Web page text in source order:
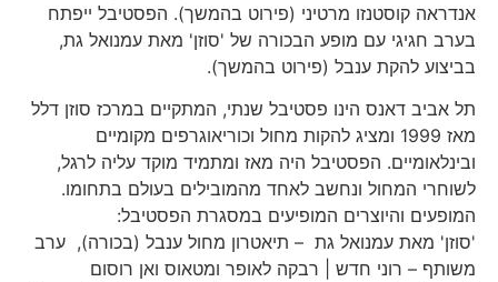
אנדראה קוסטנזו מרטיני (פירוט בהמשך). הפסטיבל ייפתח
בערב חגיגי עם מופע הבכורה של 'סוזן' מאת עמנואל גת,
בביצוע להקת ענבל (פירוט בהמשך).
תל אביב דאנס הינו פסטיבל שנתי, המתקיים במרכז סוזן דלל
מאז 1999 ומציג להקות מחול וכוריאוגרפים מקומיים
ובינלאומיים. הפסטיבל היה מאז ומתמיד מוקד עליה לרגל,
לשוחרי המחול ונחשב לאחד מהמובילים בעולם בתחומו.
המופעים והיוצרים המופיעים במסגרת הפסטיבל:
'סוזן' מאת עמנואל גת – תיאטרון מחול ענבל (בכורה), ערב
משותף – רוני חדש | רבקה לאופר ומטאוס ואן רוסום